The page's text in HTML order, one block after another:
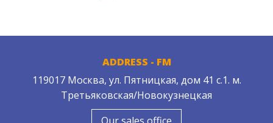
ADDRESS - FM
119017 Москва, ул. Пятницкая, дом 41 с.1. м.
Третьяковская/Новокузнецкая